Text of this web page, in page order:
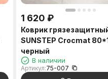
1 620 ₽
Коврик
SUNSTEP Crocmat
черный
В наличии
Артикул:75-007